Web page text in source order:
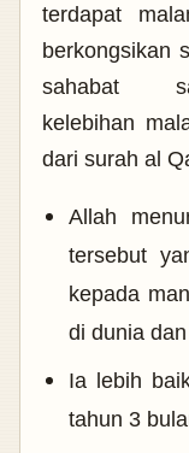
terdapat
berkongsikan
sahabat
kelebihan
dari surah al
Allah
tersebut
kepada
di dunia
Ia lebih
tahun 3